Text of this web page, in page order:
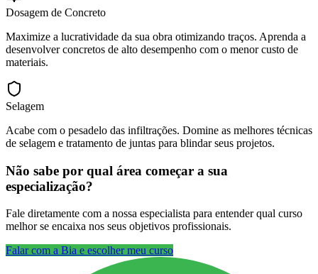
Dosagem de Concreto
Maximize a lucratividade da sua obra otimizando traços. Aprenda a
desenvolver concretos de alto desempenho com o menor custo de
materiais.
Selagem
Acabe com o pesadelo das infiltrações. Domine as melhores técnicas
de selagem e tratamento de juntas para blindar seus projetos.
Não sabe por qual área começar a sua
especialização?
Fale diretamente com a nossa especialista para entender qual curso
melhor se encaixa nos seus objetivos profissionais.
Falar com a Bia e escolher meu curso